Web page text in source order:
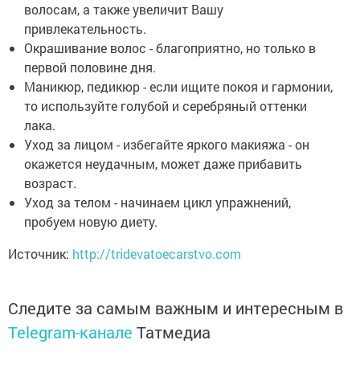
волосам, а также увеличит Вашу
привлекательность.
Окрашивание волос - благоприятно, но только в
первой половине дня.
Маникюр, педикюр - если ищите покоя и гармонии,
то используйте голубой и серебряный оттенки
лака.
Уход за лицом - избегайте яркого макияжа - он
окажется неудачным, может даже прибавить
возраст.
Уход за телом - начинаем цикл упражнений,
пробуем новую диету.
Источник: http://tridevatoecarstvo.com
Следите за самым важным и интересным в
Telegram-канале Татмедиа